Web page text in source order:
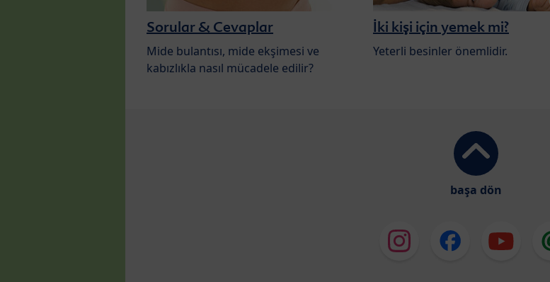
Sorular & Cevaplar
Mide bulantısı, mide ekşimesi ve
kabızlıkla nasıl mücadele edilir?
İki kişi için yemek mi?
Yeterli besinler önemlidir.
başa dön